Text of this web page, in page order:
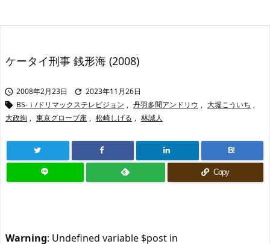
ケータイ刑事 銭形海 (2008)
 2008年2月23日  2023年11月26日
 BS-ｉ/ドリマックステレビジョン , 丹羽多聞アンドリウ , 大堀こういち ,
大政絢 , 東京グローブ座 , 松崎しげる , 林誠人
B!
Copy
Warning: Undefined variable $post in